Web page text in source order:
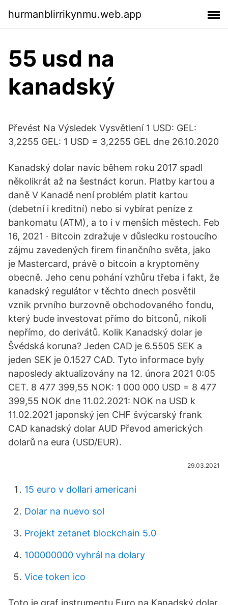
hurmanblirrikynmu.web.app
55 usd na
kanadský
Převést Na Výsledek Vysvětlení 1 USD: GEL:
3,2255 GEL: 1 USD = 3,2255 GEL dne 26.10.2020
Kanadský dolar navíc během roku 2017 spadl
několikrát až na šestnáct korun. Platby kartou a
daně V Kanadě není problém platit kartou
(debetní i kreditní) nebo si vybírat peníze z
bankomatu (ATM), a to i v menších městech. Feb
16, 2021 · Bitcoin zdražuje v důsledku rostoucího
zájmu zavedených firem finančního světa, jako
je Mastercard, právě o bitcoin a kryptoměny
obecně. Jeho cenu pohání vzhůru třeba i fakt, že
kanadský regulátor v těchto dnech posvětil
vznik prvního burzovně obchodovaného fondu,
který bude investovat přímo do bitconů, nikoli
nepřímo, do derivátů. Kolik Kanadský dolar je
Švédská koruna? Jeden CAD je 6.5505 SEK a
jeden SEK je 0.1527 CAD. Tyto informace byly
naposledy aktualizovány na 12. února 2021 0:05
CET. 8 477 399,55 NOK: 1 000 000 USD = 8 477
399,55 NOK dne 11.02.2021: NOK na USD k
11.02.2021 japonský jen CHF švýcarský frank
CAD kanadský dolar AUD Převod amerických
dolarů na eura (USD/EUR).
29.03.2021
15 euro v dollari americani
Dolar na nuevo sol
Projekt zetanet blockchain 5.0
100000000 vyhrál na dolary
Vice token ico
Toto je graf instrumentu Euro na Kanadský dolar.